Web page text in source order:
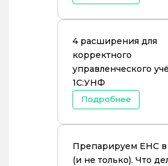
4 расширения для
корректного
управленческого
1С:УНФ
Подробнее
Препарируем ЕНС
(и не только). Что